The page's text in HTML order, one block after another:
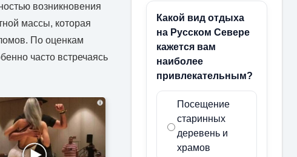
возникновения
массы, которая
По оценкам
часто встречаясь
i
Какой вид отдыха
на Русском Севере
кажется вам
наиболее
привлекательным?
Посещение
старинных
деревень и
храмов